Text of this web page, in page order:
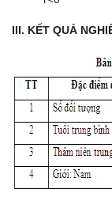
III. KẾT QUẢ